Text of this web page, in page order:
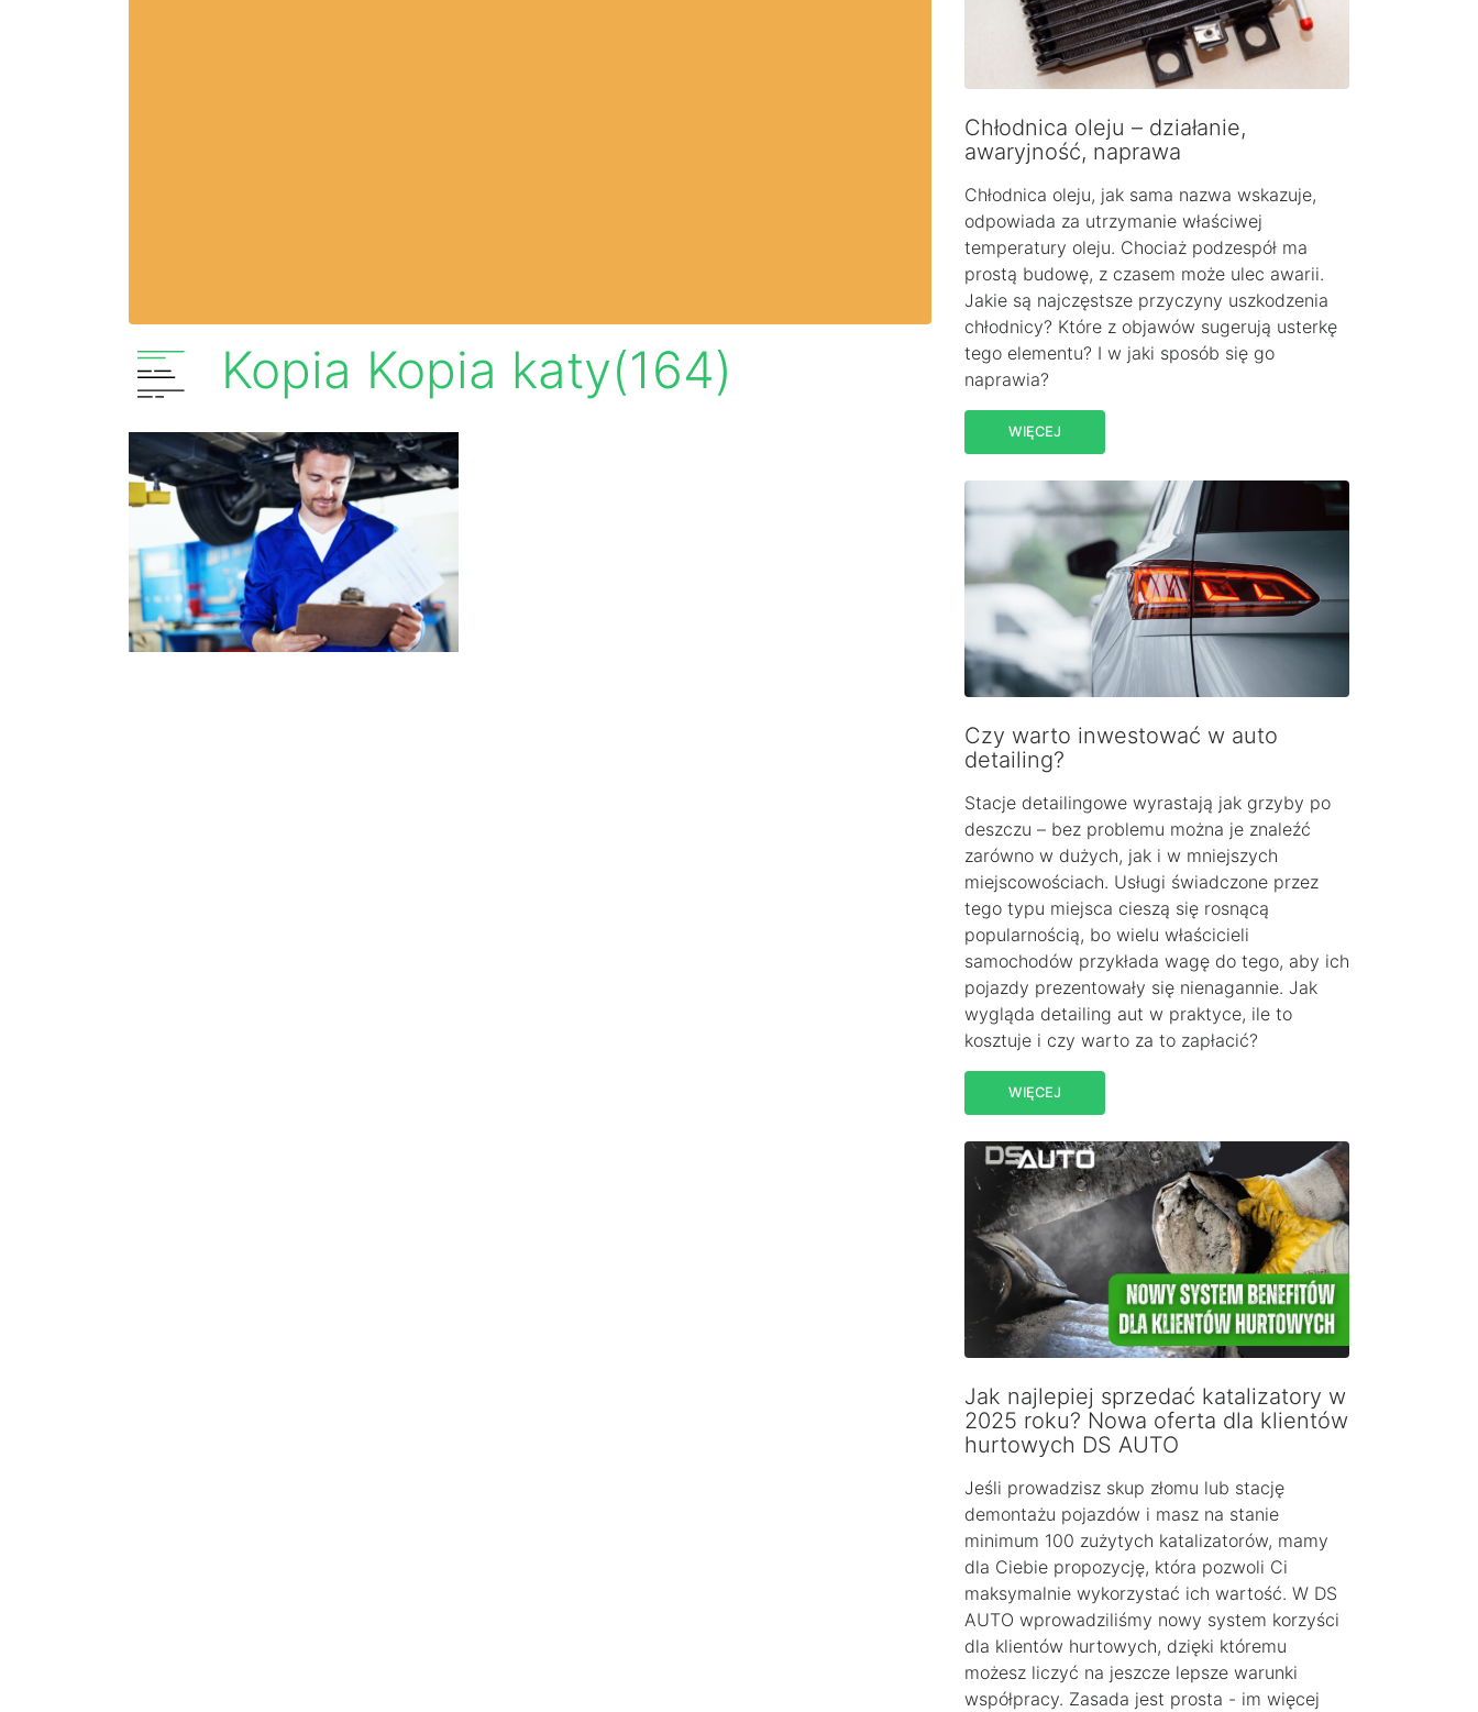
Kopia Kopia katy(164)
Chłodnica oleju – działanie,
awaryjność, naprawa
Chłodnica oleju, jak sama nazwa wskazuje,
odpowiada za utrzymanie właściwej
temperatury oleju. Chociaż podzespół ma
prostą budowę, z czasem może ulec awarii.
Jakie są najczęstsze przyczyny uszkodzenia
chłodnicy? Które z objawów sugerują usterkę
tego elementu? I w jaki sposób się go
naprawia?
WIĘCEJ
Czy warto inwestować w auto
detailing?
Stacje detailingowe wyrastają jak grzyby po
deszczu – bez problemu można je znaleźć
zarówno w dużych, jak i w mniejszych
miejscowościach. Usługi świadczone przez
tego typu miejsca cieszą się rosnącą
popularnością, bo wielu właścicieli
samochodów przykłada wagę do tego, aby ich
pojazdy prezentowały się nienagannie. Jak
wygląda detailing aut w praktyce, ile to
kosztuje i czy warto za to zapłacić?
WIĘCEJ
Jak najlepiej sprzedać katalizatory w
2025 roku? Nowa oferta dla klientów
hurtowych DS AUTO
Jeśli prowadzisz skup złomu lub stację
demontażu pojazdów i masz na stanie
minimum 100 zużytych katalizatorów, mamy
dla Ciebie propozycję, która pozwoli Ci
maksymalnie wykorzystać ich wartość. W DS
AUTO wprowadziliśmy nowy system korzyści
dla klientów hurtowych, dzięki któremu
możesz liczyć na jeszcze lepsze warunki
współpracy. Zasada jest prosta - im więcej